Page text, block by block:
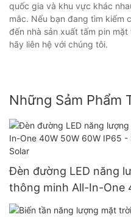
quốc gia và khu vực khác
mắc. Nếu bạn đang tìm kiếm
đến nhà sản xuất tấm pin
hãy liên hệ với chúng tôi.
Những Sảm Phẩm
Đèn đường LED năng
thông minh All-In-One
phẩm dòng G |